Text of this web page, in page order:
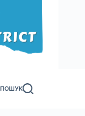
ПОШУК